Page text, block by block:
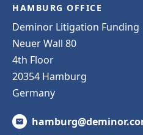
HAMBURG OFFICE
Deminor Litigation Funding
Neuer Wall 80
4th Floor
20354 Hamburg
Germany